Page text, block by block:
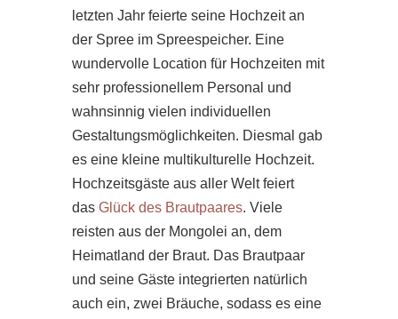
letzten Jahr feierte seine Hochzeit an
der Spree im Spreespeicher. Eine
wundervolle Location für Hochzeiten mit
sehr professionellem Personal und
wahnsinnig vielen individuellen
Gestaltungsmöglichkeiten. Diesmal gab
es eine kleine multikulturelle Hochzeit.
Hochzeitsgäste aus aller Welt feiert
das Glück des Brautpaares. Viele
reisten aus der Mongolei an, dem
Heimatland der Braut. Das Brautpaar
und seine Gäste integrierten natürlich
auch ein, zwei Bräuche, sodass es eine